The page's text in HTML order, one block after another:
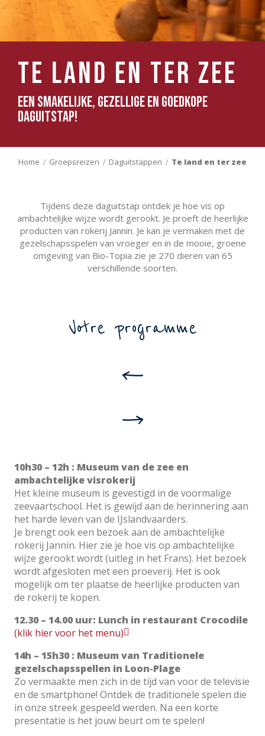
Te land en ter zee
Een smakelijke, gezellige en goedkope
daguitstap!
Home Groepsreizen Daguitstappen Te land en ter zee
Tijdens deze daguitstap ontdek je hoe vis op
ambachtelijke wijze wordt gerookt. Je proeft de heerlijke
producten van rokerij Jannin. Je kan je vermaken met de
gezelschapsspelen van vroeger en in de mooie, groene
omgeving van Bio-Topia zie je 270 dieren van 65
verschillende soorten.
Votre programme
10h30 – 12h : Museum van de zee en
ambachtelijke visrokerij
Het kleine museum is gevestigd in de voormalige
zeevaartschool. Het is gewijd aan de herinnering aan
het harde leven van de IJslandvaarders.
Je brengt ook een bezoek aan de ambachtelijke
rokerij Jannin. Hier zie je hoe vis op ambachtelijke
wijze gerookt wordt (uitleg in het Frans). Het bezoek
wordt afgesloten met een proeverij. Het is ook
mogelijk om ter plaatse de heerlijke producten van
de rokerij te kopen.
12.30 – 14.00 uur: Lunch in restaurant Crocodile
(klik hier voor het menu)
14h – 15h30 : Museum van Traditionele
gezelschapsspellen in Loon-Plage
Zo vermaakte men zich in de tijd van voor de televisie
en de smartphone! Ontdek de traditionele spelen die
in onze streek gespeeld werden. Na een korte
presentatie is het jouw beurt om te spelen!